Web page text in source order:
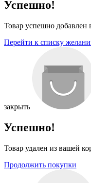
Успешно!
Товар успешно
Перейти к списку
закрыть
Успешно!
Товар удален из вашей
Продолжить покупки